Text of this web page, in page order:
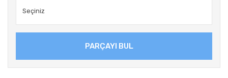
PARÇAYI BUL